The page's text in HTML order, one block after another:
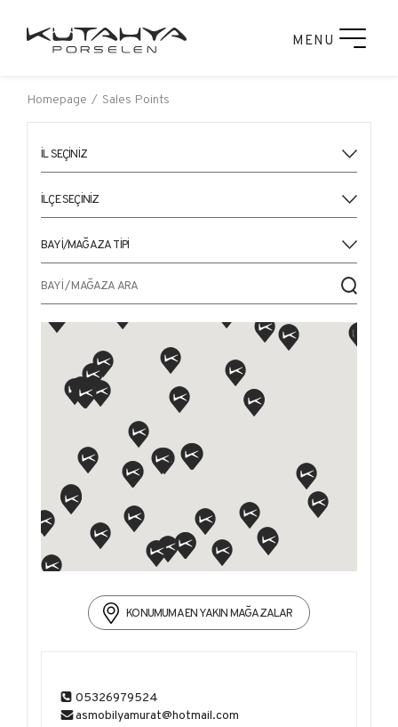
MENU
Homepage Sales Points
KONUMUMA EN YAKIN MAĞAZALAR
05326979524
asmobilyamurat@hotmail.com